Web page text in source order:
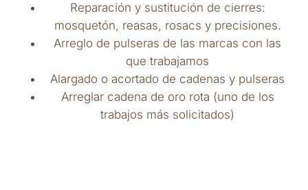
Reparación y sustitución de cierres:
mosquetón, reasas, rosacs y precisiones.
Arreglo de pulseras de las marcas con las
que trabajamos
Alargado o acortado de cadenas y pulseras
Arreglar cadena de oro rota (uno de los
trabajos más solicitados)